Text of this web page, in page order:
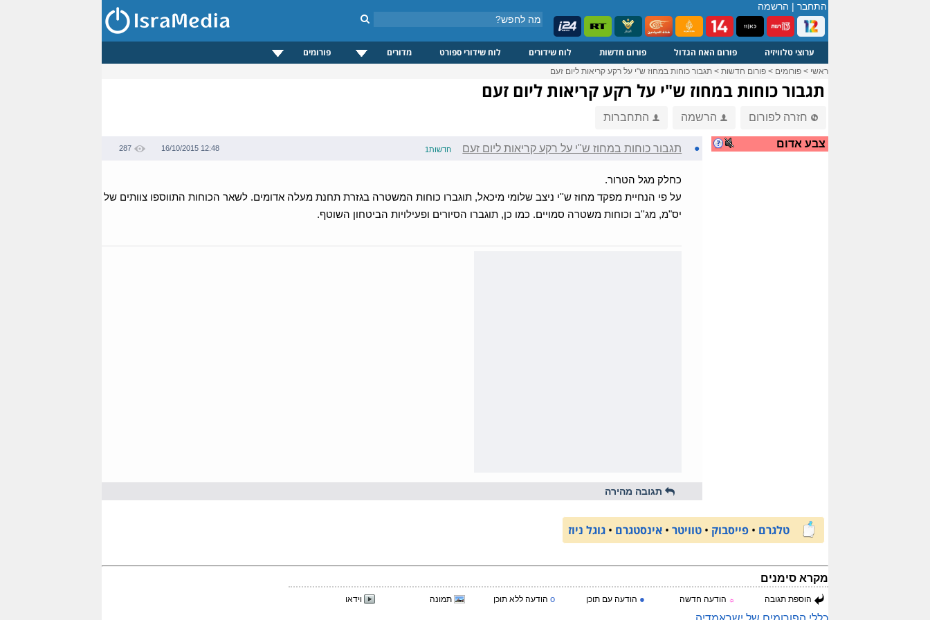
התחבר | הרשמה
ערוצי טלוויזיה פורום האח הגדול פורום חדשות לוח שידורים לוח שידורי ספורט מדורים פורומים
ראשי > פורומים > פורום חדשות > תגבור כוחות במחוז ש"י על רקע קריאות ליום זעם
תגבור כוחות במחוז ש"י על רקע קריאות ליום זעם
חזרה לפורום הרשמה התחברות
צבע אדום ● תגבור כוחות במחוז ש"י על רקע קריאות ליום זעם חדשות1 16/10/2015 12:48
287
כחלק מגל הטרור.
על פי הנחיית מפקד מחוז ש''י ניצב שלומי מיכאל, תוגברו כוחות המשטרה בגזרת תחנת מעלה אדומים. לשאר הכוחות התווספו צוותים של
יס"מ, מג''ב וכוחות משטרה סמויים. כמו כן, תוגברו הסיורים ופעילויות הביטחון השוטף.
תגובה מהירה
טלגרם • פייסבוק • טוויטר • אינסטגרם • גוגל ניוז
מקרא סימנים
הוספת תגובה ☼ הודעה חדשה ● הודעה עם תוכן o הודעה ללא תוכן תמונה וידאו